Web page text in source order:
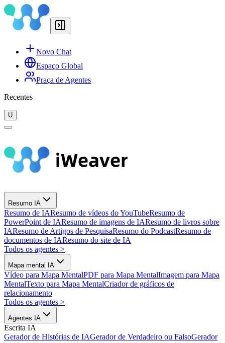
Novo Chat
Espaço Global
Praça de Agentes
Recentes
U
Resumo IA
Resumo de IAResumo de vídeos do YouTubeResumo de
PowerPoint de IAResumo de imagens de IAResumo de livros sobre
IAResumo de Artigos de PesquisaResumo do PodcastResumo de
documentos de IAResumo do site de IA
Todos os agentes >
Mapa mental IA
Vídeo para Mapa MentalPDF para Mapa MentalImagem para Mapa
MentalTexto para Mapa MentalCriador de gráficos de
relacionamento
Todos os agentes >
Agentes IA
Escrita IA
Gerador de Histórias de IAGerador de Verdadeiro ou FalsoGerador